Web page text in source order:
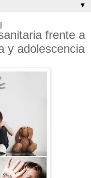
▼
frente a
y adolescencia